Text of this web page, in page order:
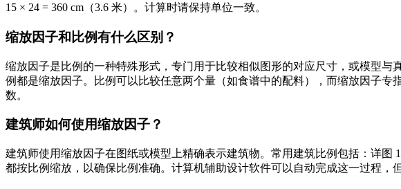
15 × 24 = 360 cm（3.6 米）。计算时请保持单位一致。
缩放因子和比例有什么区别？
缩放因子是比例的一种特殊形式，专门用于比较相似图形的对应尺寸，或模型
例都是缩放因子。比例可以比较任意两个量（如食谱中的配料），而缩放因子
数。
建筑师如何使用缩放因子？
建筑师使用缩放因子在图纸或模型上精确表示建筑物。常用建筑比例包括：详图
都按比例缩放，以确保比例准确。计算机辅助设计软件可以自动完成这一过程，